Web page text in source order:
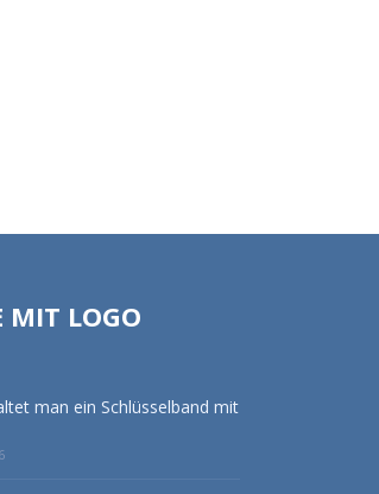
MIT LOGO
man ein Schlüsselband mit